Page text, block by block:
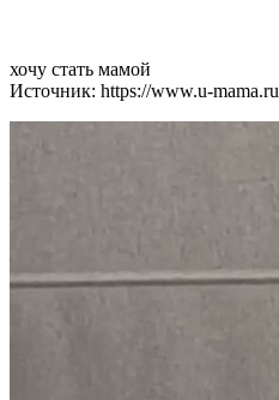
хочу стать мамой
Источник: https://www.u-mama.ru